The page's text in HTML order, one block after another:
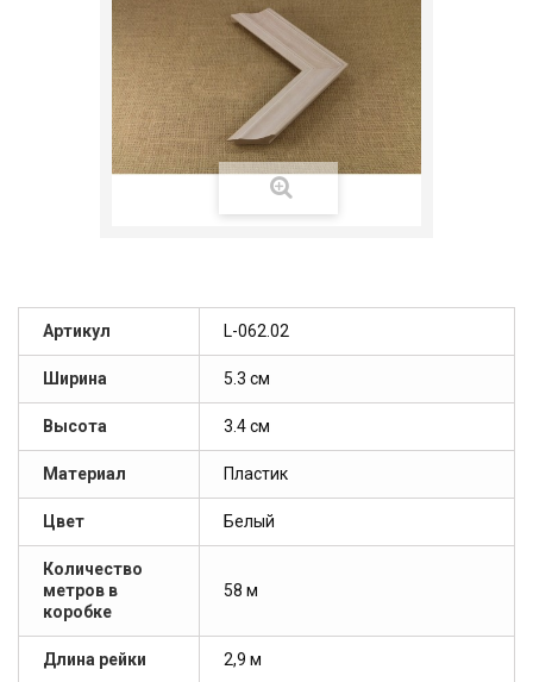
Артикул L-062.02
Ширина 5.3 см
Высота 3.4 см
Материал Пластик
Цвет Белый
Количество
метров в
коробке
58 м
Длина рейки 2,9 м